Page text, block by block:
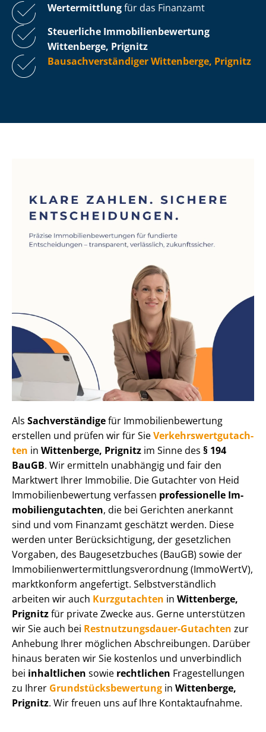
Wertermittlungfür das Finanzamt
Steuerliche Im­mo­bi­li­en­be­wer­tung
Wittenberge, Prignitz
Bau­sach­ver­stän­di­ger Wittenberge, Prignitz
Als Sachverständigefür Im­mo­bi­li­en­be­wer­tung
erstellen und prüfen wir für SieVer­kehrs­wert­gut­ach­
ten in Wittenberge, Prignitz im Sinne des § 194
BauGB. Wir ermitteln unabhängig und fair den
Marktwert Ihrer Immobilie. Die Gutachter von Heid
Im­mo­bi­li­en­be­wer­tung verfassen professionelle Im­
mo­bi­li­en­gut­ach­ten, die bei Gerichten anerkannt
sind und vom Finanzamt geschätzt werden. Diese
werden unter Be­rück­sich­ti­gung, der gesetzlichen
Vorgaben, des Baugesetzbuches (BauGB) sowie der
Im­mo­bi­li­en­wert­ermitt­lungs­ver­ord­nung (ImmoWertV),
marktkonform angefertigt. Selbst­ver­ständ­lich
arbeiten wir auch Kurzgutachten in Wittenberge,
Prignitzfür private Zwecke aus. Gerne unterstützen
wir Sie auch bei Rest­nut­zungs­dau­er-Gutachten zur
Anhebung Ihrer möglichen Abschreibungen. Darüber
hinaus beraten wir Sie kostenlos und unverbindlich
bei inhaltlichen sowie rechtlichen Fragestellungen
zu Ihrer Grund­stücks­be­wer­tung in Wittenberge,
Prignitz. Wir freuen uns auf Ihre Kontaktaufnahme.